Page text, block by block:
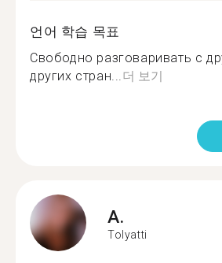
언어 학습 목표
Свободно разговаривать с
других стран... 더 보기
A.
Tolyatti